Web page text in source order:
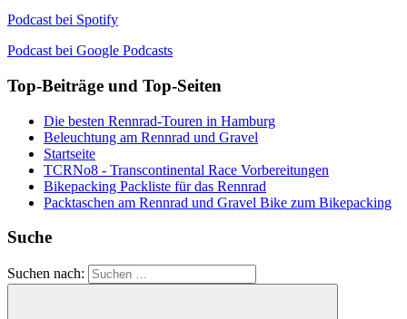
Podcast bei Spotify
Podcast bei Google Podcasts
Top-Beiträge und Top-Seiten
Die besten Rennrad-Touren in Hamburg
Beleuchtung am Rennrad und Gravel
Startseite
TCRNo8 - Transcontinental Race Vorbereitungen
Bikepacking Packliste für das Rennrad
Packtaschen am Rennrad und Gravel Bike zum Bikepacking
Suche
Suchen nach: